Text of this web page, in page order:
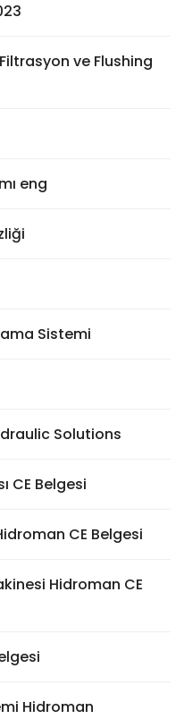
ve Flushing
eng
Sistemi
Solutions
CE Belgesi
CE Belgesi
Hidroman CE
Hidroman